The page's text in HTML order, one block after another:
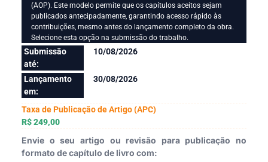
(AOP). Este modelo permite que os capítulos aceitos sejam
publicados antecipadamente, garantindo acesso rápido às
contribuições, mesmo antes do lançamento completo da obra.
Selecione esta opção na submissão do trabalho.
Submissão
até:
10/08/2026
Lançamento
em:
30/08/2026
Taxa de Publicação de Artigo (APC)
R$ 249,00
Envie o seu artigo ou revisão para publicação no
formato de capítulo de livro com: